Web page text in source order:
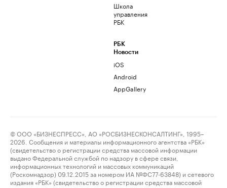
Школа
управления
РБК
РБК
Новости
iOS
Android
AppGallery
© ООО «БИЗНЕСПРЕСС», АО «РОСБИЗНЕСКОНСАЛТИНГ», 1995–
2026. Сообщения и материалы информационного агентства «РБК»
(свидетельство о регистрации средства массовой информации
выдано Федеральной службой по надзору в сфере связи,
информационных технологий и массовых коммуникаций
(Роскомнадзор) 09.12.2015 за номером ИА №ФС77-63848) и сетевого
издания «РБК» (свидетельство о регистрации средства массовой